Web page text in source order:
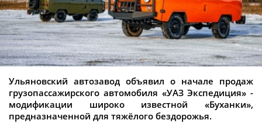
Ульяновский автозавод объявил о начале продаж
грузопассажирского автомобиля «УАЗ Экспедиция» -
модификации широко известной «Буханки»,
предназначенной для тяжёлого бездорожья.